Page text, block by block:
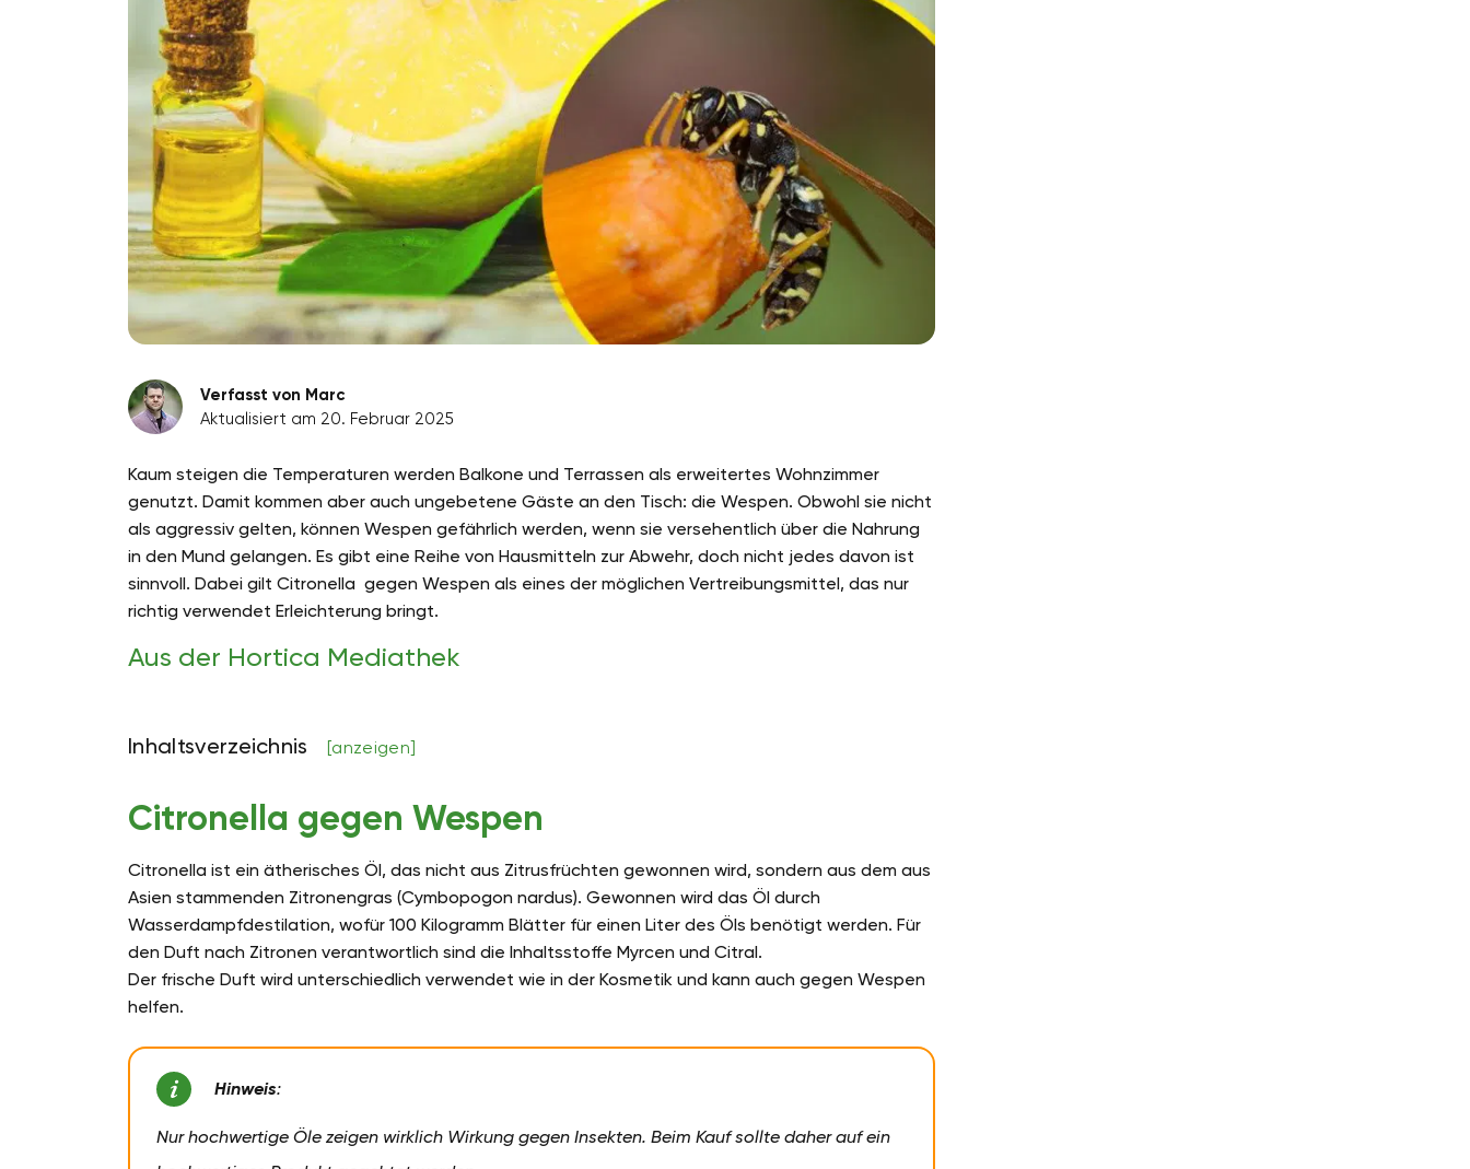
Verfasst von Marc
Aktualisiert am 20. Februar 2025
Kaum steigen die Temperaturen werden Balkone und Terrassen als erweitertes Wohnzimmer
genutzt. Damit kommen aber auch ungebetene Gäste an den Tisch: die Wespen. Obwohl sie nicht
als aggressiv gelten, können Wespen gefährlich werden, wenn sie versehentlich über die Nahrung
in den Mund gelangen. Es gibt eine Reihe von Hausmitteln zur Abwehr, doch nicht jedes davon ist
sinnvoll. Dabei gilt Citronella gegen Wespen als eines der möglichen Vertreibungsmittel, das nur
richtig verwendet Erleichterung bringt.
Aus der Hortica Mediathek
Inhaltsverzeichnis [anzeigen]
Citronella gegen Wespen
Citronella ist ein ätherisches Öl, das nicht aus Zitrusfrüchten gewonnen wird, sondern aus dem aus
Asien stammenden Zitronengras (Cymbopogon nardus). Gewonnen wird das Öl durch
Wasserdampfdestilation, wofür 100 Kilogramm Blätter für einen Liter des Öls benötigt werden. Für
den Duft nach Zitronen verantwortlich sind die Inhaltsstoffe Myrcen und Citral.
Der frische Duft wird unterschiedlich verwendet wie in der Kosmetik und kann auch gegen Wespen
helfen.
Hinweis:
Nur hochwertige Öle zeigen wirklich Wirkung gegen Insekten. Beim Kauf sollte daher auf ein